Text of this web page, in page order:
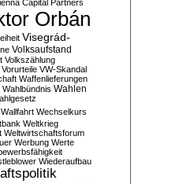
Capital Partners
Orbán
Visegrád-
Volksaufstand
Volkszählung
Vorurteile VW-Skandal
Waffenlieferungen
Wahlbündnis Wahlen
Wallfahrt Wechselkurs
Weltkrieg
Weltwirtschaftsforum
Werbung Werte
Wiederaufbau